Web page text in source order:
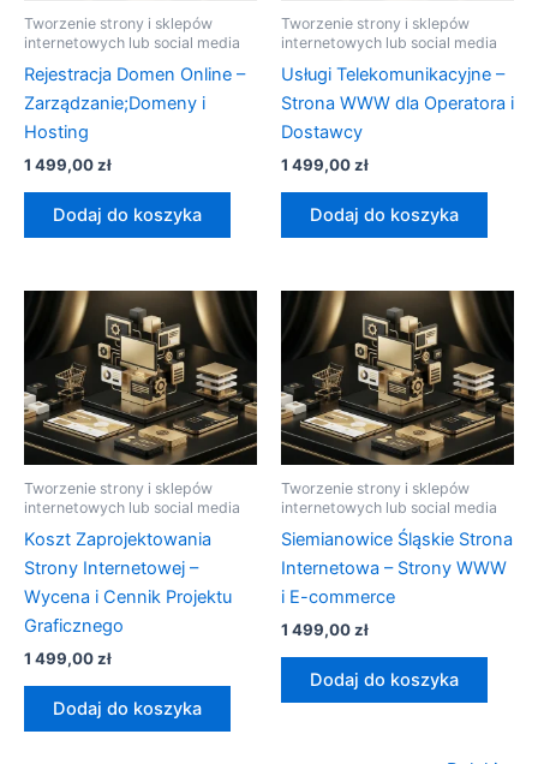
Tworzenie strony i sklepów
internetowych lub social media
Rejestracja Domen Online –
Zarządzanie;Domeny i
Hosting
1 499,00zł
Dodaj do koszyka
Tworzenie strony i sklepów
internetowych lub social media
Usługi Telekomunikacyjne –
Strona WWW dla Operatora i
Dostawcy
1 499,00zł
Dodaj do koszyka
Tworzenie strony i sklepów
internetowych lub social media
Koszt Zaprojektowania
Strony Internetowej –
Wycena i Cennik Projektu
Graficznego
1 499,00zł
Dodaj do koszyka
Tworzenie strony i sklepów
internetowych lub social media
Siemianowice Śląskie Strona
Internetowa – Strony WWW
i E-commerce
1 499,00zł
Dodaj do koszyka